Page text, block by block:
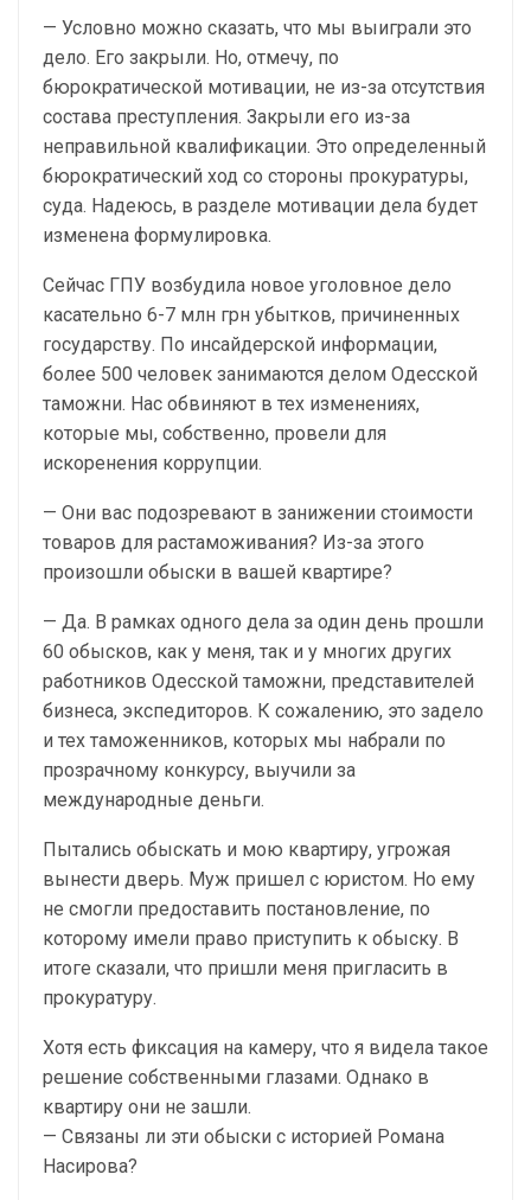
— Условно можно сказать, что мы выиграли это
дело. Его закрыли. Но, отмечу, по
бюрократической мотивации, не из-за отсутствия
состава преступления. Закрыли его из-за
неправильной квалификации. Это определенный
бюрократический ход со стороны прокуратуры,
суда. Надеюсь, в разделе мотивации дела будет
изменена формулировка.
Сейчас ГПУ возбудила новое уголовное дело
касательно 6-7 млн ​​грн убытков, причиненных
государству. По инсайдерской информации,
более 500 человек занимаются делом Одесской
таможни. Нас обвиняют в тех изменениях,
которые мы, собственно, провели для
искоренения коррупции.
— Они вас подозревают в занижении стоимости
товаров для растаможивания? Из-за этого
произошли обыски в вашей квартире?
— Да. В рамках одного дела за один день прошли
60 обысков, как у меня, так и у многих других
работников Одесской таможни, представителей
бизнеса, экспедиторов. К сожалению, это задело
и тех таможенников, которых мы набрали по
прозрачному конкурсу, выучили за
международные деньги.
Пытались обыскать и мою квартиру, угрожая
вынести дверь. Муж пришел с юристом. Но ему
не смогли предоставить постановление, по
которому имели право приступить к обыску. В
итоге сказали, что пришли меня пригласить в
прокуратуру.
Хотя есть фиксация на камеру, что я видела такое
решение собственными глазами. Однако в
квартиру они не зашли.
— Связаны ли эти обыски с историей Романа
Насирова?